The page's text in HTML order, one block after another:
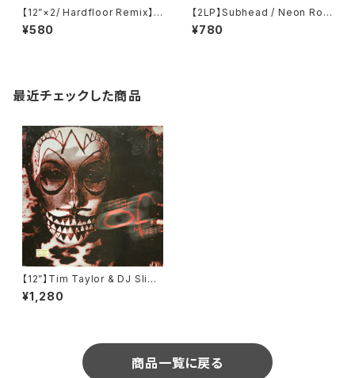
【12”×2/ Hardfloor Remix】T
he Shamen / Destination E
schaton (Disco Clash (Tec
¥580
【2LP】Subhead / Neon Roc
ka (Tresor) (Tresor.152)
¥780
最近チェックした商品
【12”】Tim Taylor & DJ Slip /
Fear Of Music (Remixes)
(Fear Of Music) (FEAR 01)
¥1,280
商品一覧に戻る